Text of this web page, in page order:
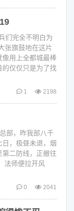
们完全不明白为
张旗鼓地在这片
像用上全都城最棒
仅仅只是为了找
1 2198
部，昨我部八千
，极昼未退，烟
二防线，正撤往
法师便拉开风
0 2041